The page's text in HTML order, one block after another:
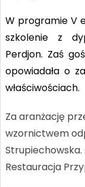
W programie V
szkolenie z
Perdjon. Zaś
opowiadała o
właściwościach.
Za aranżację
wzornictwem
Strupiechowska.
Restauracja